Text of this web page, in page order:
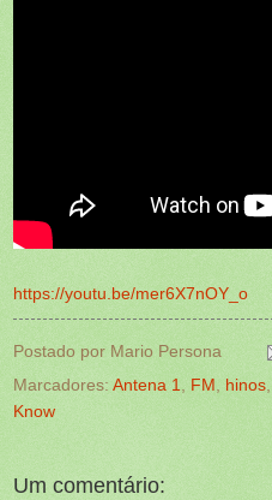
https://youtu.be/mer6X7nOY_o
Postado por Mario Persona
Marcadores: Antena 1, FM , hinos,
Know
Um comentário: